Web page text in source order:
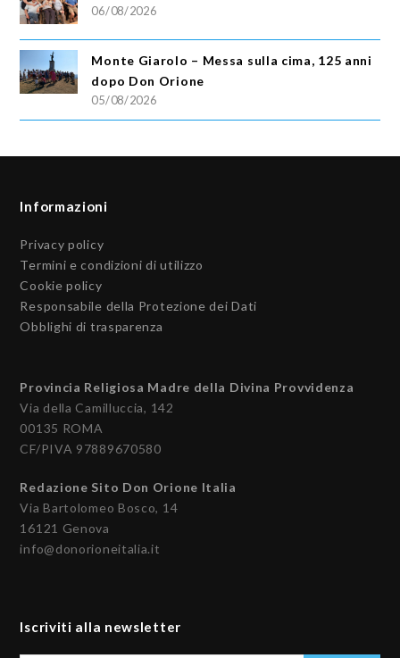
06/08/2026
Monte Giarolo – Messa sulla cima, 125 anni
dopo Don Orione
05/08/2026
Informazioni
Privacy policy
Termini e condizioni di utilizzo
Cookie policy
Responsabile della Protezione dei Dati
Obblighi di trasparenza
Provincia Religiosa Madre della Divina Provvidenza
Via della Camilluccia, 142
00135 ROMA
CF/PIVA 97889670580
Redazione Sito Don Orione Italia
Via Bartolomeo Bosco, 14
16121 Genova
info@donorioneitalia.it
Iscriviti alla newsletter